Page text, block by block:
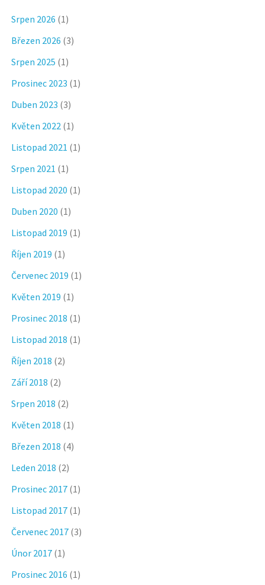
Srpen 2026 (1)
Březen 2026 (3)
Srpen 2025 (1)
Prosinec 2023 (1)
Duben 2023 (3)
Květen 2022 (1)
Listopad 2021 (1)
Srpen 2021 (1)
Listopad 2020 (1)
Duben 2020 (1)
Listopad 2019 (1)
Říjen 2019 (1)
Červenec 2019 (1)
Květen 2019 (1)
Prosinec 2018 (1)
Listopad 2018 (1)
Říjen 2018 (2)
Září 2018 (2)
Srpen 2018 (2)
Květen 2018 (1)
Březen 2018 (4)
Leden 2018 (2)
Prosinec 2017 (1)
Listopad 2017 (1)
Červenec 2017 (3)
Únor 2017 (1)
Prosinec 2016 (1)